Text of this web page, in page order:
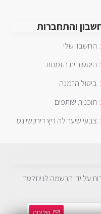
והתחברות
החשבון שלי
היסטוריית הזמנות
ביטול הזמנה
תוכנית שותפים
צבעי שיער לה ריץ דירקשיינס
על ידי הרשמה לניוזלטר